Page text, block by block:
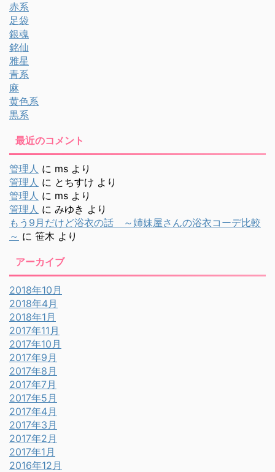
赤系
足袋
銀魂
銘仙
雅星
青系
麻
黄色系
黒系
最近のコメント
管理人 に ms より
管理人 に とちすけ より
管理人 に ms より
管理人 に みゆき より
もう9月だけど浴衣の話 ～姉妹屋さんの浴衣コーデ比較
～ に 笹木 より
アーカイブ
2018年10月
2018年4月
2018年1月
2017年11月
2017年10月
2017年9月
2017年8月
2017年7月
2017年5月
2017年4月
2017年3月
2017年2月
2017年1月
2016年12月